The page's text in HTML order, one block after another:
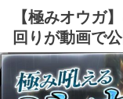
【極みオウガ
回りが動画で